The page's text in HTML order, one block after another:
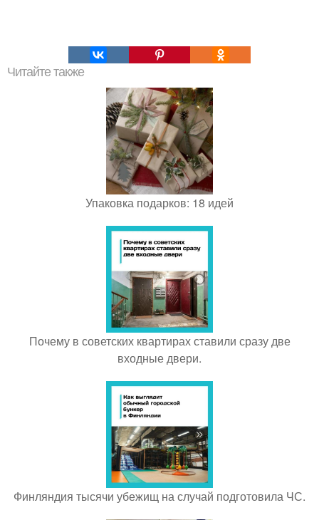
Читайте также
Упаковка подарков: 18 идей
Почему в советских квартирах ставили сразу две
входные двери.
Финляндия тысячи убежищ на случай подготовила ЧС.